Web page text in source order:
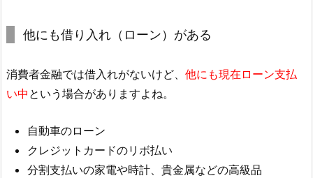
他にも借り入れ（ローン）がある
消費者金融では借入れがないけど、 他にも現在ローン支払
い中 という場合がありますよね。
自動車のローン
クレジットカードのリボ払い
分割支払いの家電や時計、貴金属などの高級品